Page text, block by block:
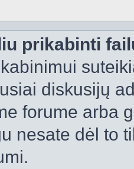
prikabinti
diskusijų
forume arba
nesate dėl to